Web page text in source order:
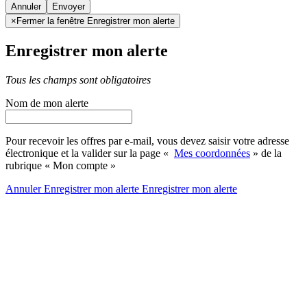
Annuler
× Fermer la fenêtre Enregistrer mon alerte
Enregistrer mon alerte
Tous les champs sont obligatoires
Nom de mon alerte
Pour recevoir les offres par e-mail, vous devez saisir votre adresse
électronique et la valider sur la page « Mes coordonnées » de la
rubrique « Mon compte »
AnnulerEnregistrer mon alerte Enregistrermon alerte